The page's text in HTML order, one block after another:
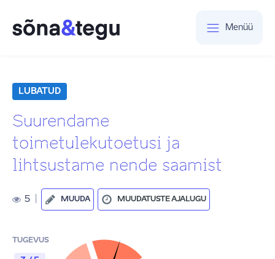
Menüü
LUBATUD
Suurendame
toimetulekutoetusi ja
lihtsustame nende saamist
5 MUUDA MUUDATUSTE AJALUGU
TUGEVUS